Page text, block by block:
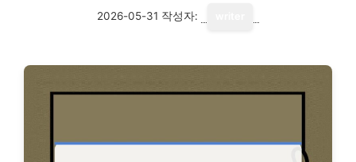
2026-05-31 작성자: